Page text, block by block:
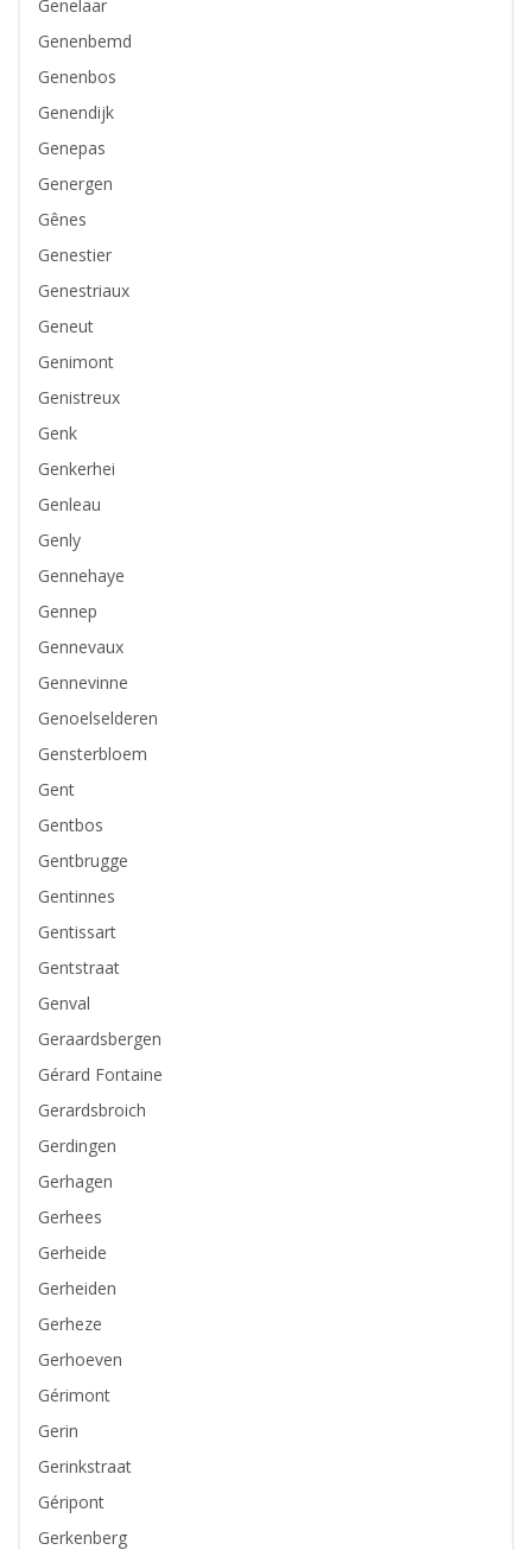
Genelaar
Genenbemd
Genenbos
Genendijk
Genepas
Genergen
Gênes
Genestier
Genestriaux
Geneut
Genimont
Genistreux
Genk
Genkerhei
Genleau
Genly
Gennehaye
Gennep
Gennevaux
Gennevinne
Genoelselderen
Gensterbloem
Gent
Gentbos
Gentbrugge
Gentinnes
Gentissart
Gentstraat
Genval
Geraardsbergen
Gérard Fontaine
Gerardsbroich
Gerdingen
Gerhagen
Gerhees
Gerheide
Gerheiden
Gerheze
Gerhoeven
Gérimont
Gerin
Gerinkstraat
Géripont
Gerkenberg